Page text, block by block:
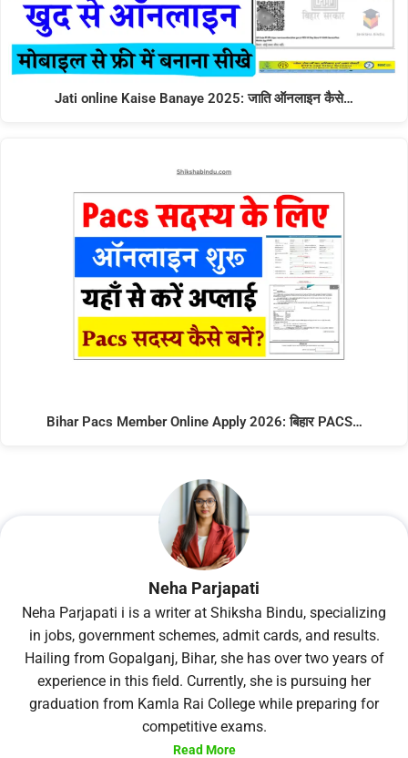
Jati online Kaise Banaye 2025: जाति ऑनलाइन कैसे…
Bihar Pacs Member Online Apply 2026: बिहार PACS…
Neha Parjapati
Neha Parjapati i is a writer at Shiksha Bindu, specializing
in jobs, government schemes, admit cards, and results.
Hailing from Gopalganj, Bihar, she has over two years of
experience in this field. Currently, she is pursuing her
graduation from Kamla Rai College while preparing for
competitive exams.
Read More